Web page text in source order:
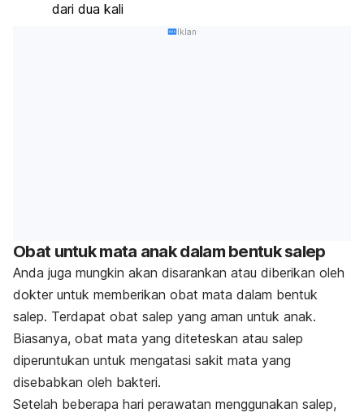
dari dua kali
Iklan
Obat untuk mata anak dalam bentuk salep
Anda juga mungkin akan disarankan atau diberikan oleh
dokter untuk memberikan obat mata dalam bentuk
salep. Terdapat obat salep yang aman untuk anak.
Biasanya, obat mata yang diteteskan atau salep
diperuntukan untuk mengatasi sakit mata yang
disebabkan oleh bakteri.
Setelah beberapa hari perawatan menggunakan salep,